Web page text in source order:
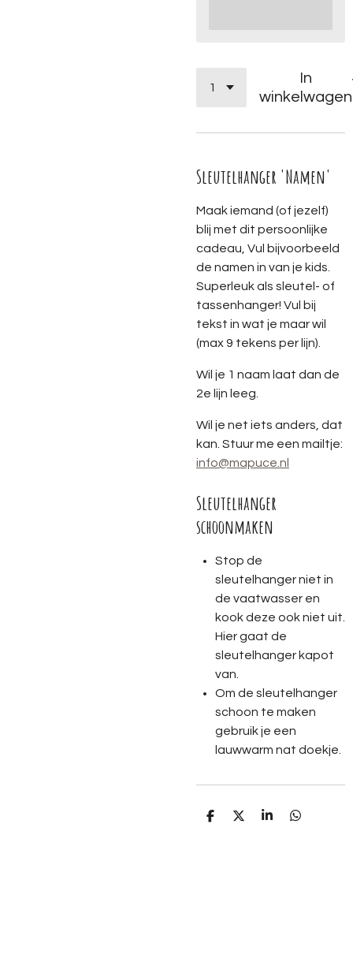
In
winkelwagen
Sleutelhanger 'Namen'
Maak iemand (of jezelf)
blij met dit persoonlijke
cadeau, Vul bijvoorbeeld
de namen in van je kids.
Superleuk als sleutel- of
tassenhanger! Vul bij
tekst in wat je maar wil
(max 9 tekens per lijn).
Wil je 1 naam laat dan de
2e lijn leeg.
Wil je net iets anders, dat
kan. Stuur me een mailtje:
info@mapuce.nl
Sleutelhanger
schoonmaken
Stop de
sleutelhanger niet in
de vaatwasser en
kook deze ook niet uit.
Hier gaat de
sleutelhanger kapot
van.
Om de sleutelhanger
schoon te maken
gebruik je een
lauwwarm nat doekje.
D
D
S
D